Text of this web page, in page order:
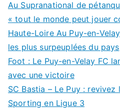
Au Supranational de
« tout le monde peut jouer
Haute-Loire Au Puy-en-
les plus surpeuplées du pays
Foot : Le Puy-en-Velay FC
avec une victoire
SC Bastia – Le Puy :
Sporting en Ligue 3